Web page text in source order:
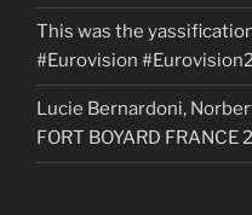
This was the
#Eurovision
Lucie Bernardoni,
FORT BOYARD FRANCE